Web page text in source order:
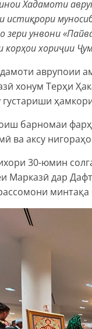
Хадамоти
истиқрори
зери унвони
корҳои хориҷии
аврупоии
хонум Терҳи
барномаи
ва аксу
30-юмин
Марказӣ дар
минтақа